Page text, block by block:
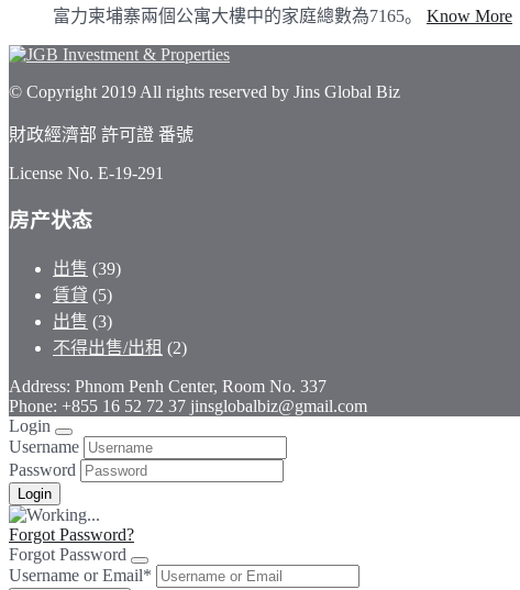
富力柬埔寨兩個公寓大樓中的家庭總數為7165。 Know More
© Copyright 2019 All rights reserved by Jins Global Biz
財政經濟部 許可證 番號
License No. E-19-291
房产状态
出售 (39)
賃貸 (5)
出售 (3)
不得出售/出租 (2)
Address: Phnom Penh Center, Room No. 337
Phone: +855 16 52 72 37 jinsglobalbiz@gmail.com
Login
Username
Password
Forgot Password?
Forgot Password
Username or Email*